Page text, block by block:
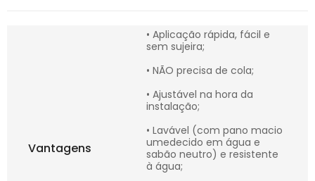
Vantagens
• Aplicação rápida, fácil e
sem sujeira;
• NÃO precisa de cola;
• Ajustável na hora da
instalação;
• Lavável (com pano macio
umedecido em água e
sabão neutro) e resistente
à água;